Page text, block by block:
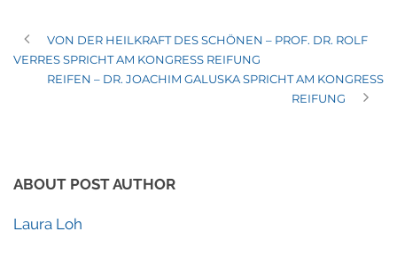
VON DER HEILKRAFT DES SCHÖNEN – PROF. DR. ROLF
VERRES SPRICHT AM KONGRESS REIFUNG
REIFEN – DR. JOACHIM GALUSKA SPRICHT AM KONGRESS
REIFUNG
ABOUT POST AUTHOR
Laura Loh